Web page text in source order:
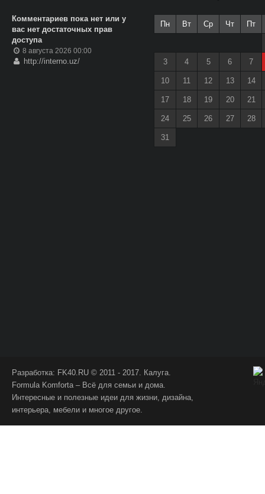
Комментариев пока нет или у
вас нет достаточных прав
доступа
8 августа 2026 00:00
http://interno.uz/
Пн Вт Ср Чт Пт
3 4 5 6 7
10 11 12 13 14
17 18 19 20 21
24 25 26 27 28
31
Разработка: FK40.RU © 2011 - 2017. Калуга.
Formula Komforta – Всё для семьи и дома.
Интересные и полезные идеи для жизни, дизайна,
интерьера, мебели и многое другое.